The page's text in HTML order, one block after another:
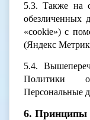
5.3. Также на
обезличенных
«cookie») с
(Яндекс
5.4.
Политики
Персональные
6. Принципы